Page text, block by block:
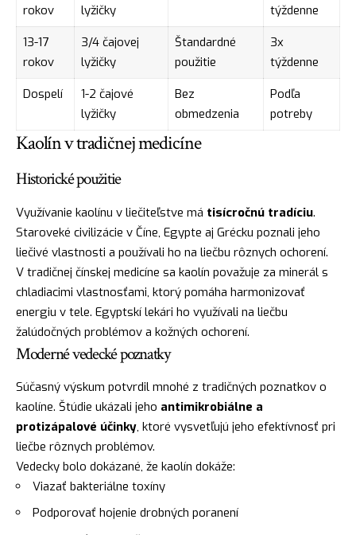
rokov
lyžičky
týždenne
13-17
rokov
3/4 čajovej
lyžičky
Štandardné
použitie
3x
týždenne
Dospelí
1-2 čajové
lyžičky
Bez
obmedzenia
Podľa
potreby
Kaolín v tradičnej medicíne
Historické použitie
Využívanie kaolínu v liečiteľstve má tisícročnú tradíciu.
Staroveké civilizácie v Číne, Egypte aj Grécku poznali jeho
liečivé vlastnosti a používali ho na liečbu rôznych ochorení.
V tradičnej čínskej medicíne sa kaolín považuje za minerál s
chladiacimi vlastnosťami, ktorý pomáha harmonizovať
energiu v tele. Egyptskí lekári ho využívali na liečbu
žalúdočných problémov a kožných ochorení.
Moderné vedecké poznatky
Súčasný výskum potvrdil mnohé z tradičných poznatkov o
kaolíne. Štúdie ukázali jeho antimikrobiálne a
protizápalové účinky, ktoré vysvetľujú jeho efektívnosť pri
liečbe rôznych problémov.
Vedecky bolo dokázané, že kaolín dokáže:
Viazať bakteriálne toxíny
Podporovať hojenie drobných poranení